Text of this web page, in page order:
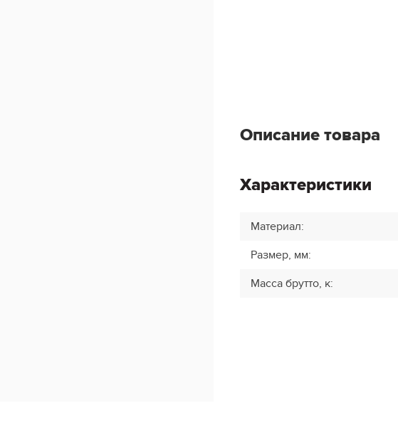
Описание товара
Характеристики
Материал:
Размер, мм:
Масса брутто, к: